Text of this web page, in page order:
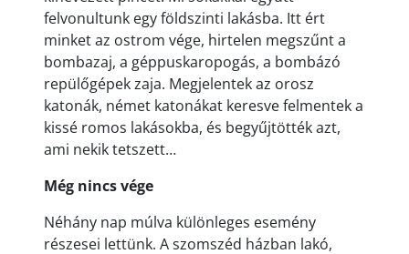
felvonultunk egy földszinti lakásba. Itt ért
minket az ostrom vége, hirtelen megszűnt a
bombazaj, a géppuskaropogás, a bombázó
repülőgépek zaja. Megjelentek az orosz
katonák, német katonákat keresve felmentek a
kissé romos lakásokba, és begyűjtötték azt,
ami nekik tetszett…
Még nincs vége
Néhány nap múlva különleges esemény
részesei lettünk. A szomszéd házban lakó,